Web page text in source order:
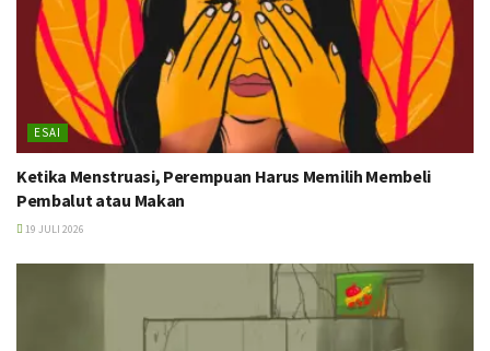
ESAI
Ketika Menstruasi, Perempuan Harus Memilih Membeli
Pembalut atau Makan
19 JULI 2026